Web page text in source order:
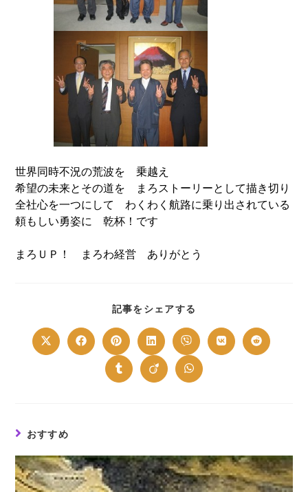
世界同時不況の荒波を 乗越え
希望の未来とその道を まろストーリーとして描き切り
全社心を一つにして わくわく航路に乗り出されている
頼もしい勇姿に 乾杯！です
まろＵＰ！ まろわ経営 ありがとう
記事をシェアする
CONTENT
Opens
in
Opens
in
window
Opens
in
a
new
window
Opens
in
a
new
window
Opens
in
a
new
window
Opens
in
Opens
in
Opens
in
Opens
in
Opens
in
おすすめ